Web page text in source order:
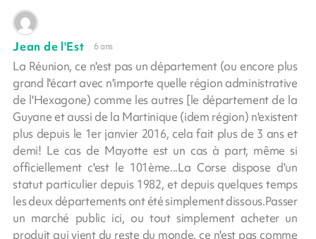
Jean de l'Est 6 ans
La Réunion, ce n'est pas un département (ou encore plus
grand l'écart avec n'importe quelle région administrative
de l'Hexagone) comme les autres [le département de la
Guyane et aussi de la Martinique (idem région) n'existent
plus depuis le 1er janvier 2016, cela fait plus de 3 ans et
demi! Le cas de Mayotte est un cas à part, même si
officiellement c'est le 101ème...La Corse dispose d'un
statut particulier depuis 1982, et depuis quelques temps
les deux départements ont été simplement dissous.Passer
un marché public ici, ou tout simplement acheter un
produit qui vient du reste du monde, ce n'est pas comme